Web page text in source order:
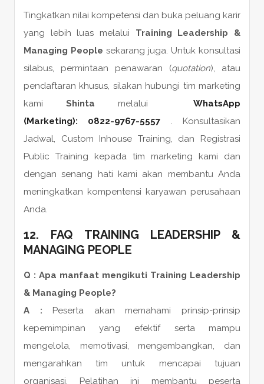
Tingkatkan nilai kompetensi dan buka peluang karir
yang lebih luas melalui Training Leadership &
Managing People sekarang juga. Untuk konsultasi
silabus, permintaan penawaran (quotation), atau
pendaftaran khusus, silakan hubungi tim marketing
kami Shinta melaluiWhatsApp
(Marketing):
0822-9767-5557 . Konsultasikan
Jadwal, Custom Inhouse Training, dan Registrasi
Public Training kepada tim marketing kami dan
dengan senang hati kami akan membantu Anda
meningkatkan kompentensi karyawan perusahaan
Anda.
12. FAQ TRAINING LEADERSHIP &
MANAGING PEOPLE
Q : Apa manfaat mengikuti Training Leadership
& Managing People?
A : Peserta akan memahami prinsip-prinsip
kepemimpinan yang efektif serta mampu
mengelola, memotivasi, mengembangkan, dan
mengarahkan tim untuk mencapai tujuan
organisasi. Pelatihan ini membantu peserta